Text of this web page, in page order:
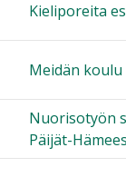
Kieliporeita
Meidän
Nuorisotyön
Päijät-